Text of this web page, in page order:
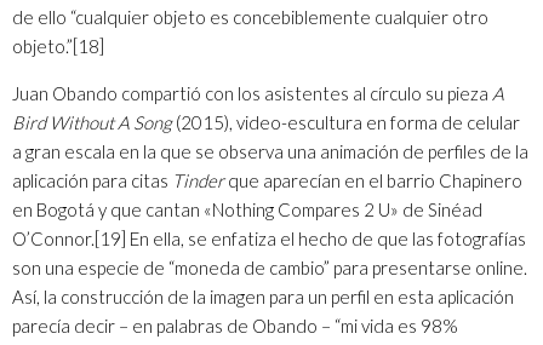
de ello “cualquier objeto es concebiblemente cualquier otro
objeto.”[18]
Juan Obando compartió con los asistentes al círculo su pieza A
Bird Without A Song(2015), video-escultura en forma de celular
a gran escala en la que se observa una animación de perfiles de la
aplicación para citas Tinderque aparecían en el barrio Chapinero
en Bogotá y que cantan «Nothing Compares 2 U» de Sinéad
O’Connor.[19] En ella, se enfatiza el hecho de que las fotografías
son una especie de “moneda de cambio” para presentarse online.
Así, la construcción de la imagen para un perfil en esta aplicación
parecía decir – en palabras de Obando – “mi vida es 98%